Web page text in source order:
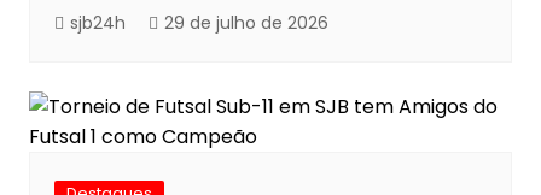
sjb24h 29 de julho de 2026